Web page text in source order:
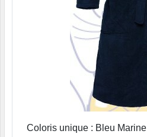
Coloris unique : Bleu Marine